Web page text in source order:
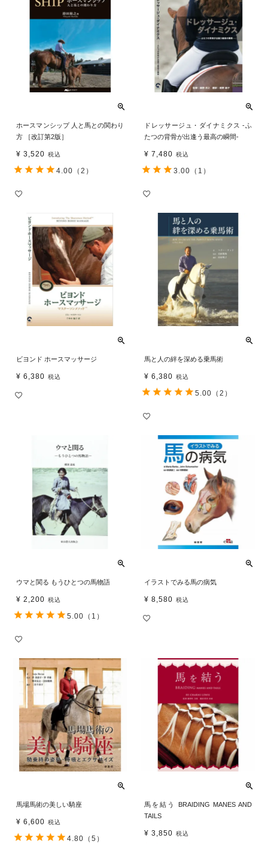
ホースマンシップ 人と馬との関わり
方 ［改訂第2版］
¥ 3,520 税込
4.00 （2）
ドレッサージュ・ダイナミクス -ふ
たつの背骨が出逢う最高の瞬間-
¥ 7,480 税込
3.00 （1）
ビヨンド ホースマッサージ
¥ 6,380 税込
馬と人の絆を深める乗馬術
¥ 6,380 税込
5.00 （2）
ウマと関る もうひとつの馬物語
¥ 2,200 税込
5.00 （1）
イラストでみる馬の病気
¥ 8,580 税込
馬場馬術の美しい騎座
¥ 6,600 税込
4.80 （5）
馬を結う BRAIDING MANES AND
TAILS
¥ 3,850 税込